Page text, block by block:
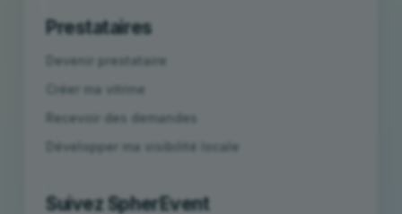
Prestataires
Devenir prestataire
Créer ma vitrine
Recevoir des demandes
Développer ma visibilité locale
Suivez SpherEvent